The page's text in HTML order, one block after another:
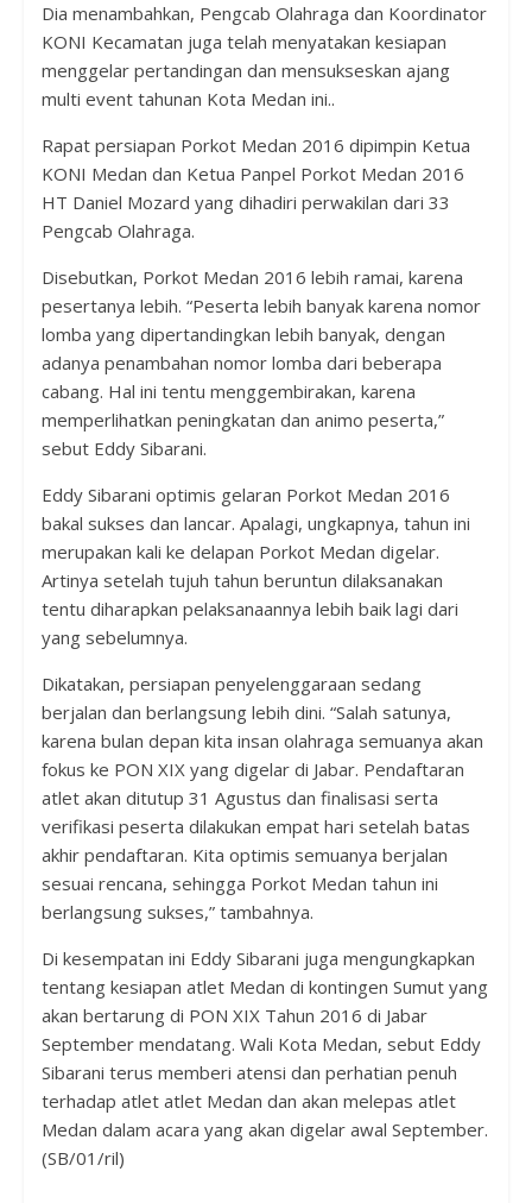
Dia menambahkan, Pengcab Olahraga dan Koordinator
KONI Kecamatan juga telah menyatakan kesiapan
menggelar pertandingan dan mensukseskan ajang
multi event tahunan Kota Medan ini..
Rapat persiapan Porkot Medan 2016 dipimpin Ketua
KONI Medan dan Ketua Panpel Porkot Medan 2016
HT Daniel Mozard yang dihadiri perwakilan dari 33
Pengcab Olahraga.
Disebutkan, Porkot Medan 2016 lebih ramai, karena
pesertanya lebih. “Peserta lebih banyak karena nomor
lomba yang dipertandingkan lebih banyak, dengan
adanya penambahan nomor lomba dari beberapa
cabang. Hal ini tentu menggembirakan, karena
memperlihatkan peningkatan dan animo peserta,”
sebut Eddy Sibarani.
Eddy Sibarani optimis gelaran Porkot Medan 2016
bakal sukses dan lancar. Apalagi, ungkapnya, tahun ini
merupakan kali ke delapan Porkot Medan digelar.
Artinya setelah tujuh tahun beruntun dilaksanakan
tentu diharapkan pelaksanaannya lebih baik lagi dari
yang sebelumnya.
Dikatakan, persiapan penyelenggaraan sedang
berjalan dan berlangsung lebih dini. “Salah satunya,
karena bulan depan kita insan olahraga semuanya akan
fokus ke PON XIX yang digelar di Jabar. Pendaftaran
atlet akan ditutup 31 Agustus dan finalisasi serta
verifikasi peserta dilakukan empat hari setelah batas
akhir pendaftaran. Kita optimis semuanya berjalan
sesuai rencana, sehingga Porkot Medan tahun ini
berlangsung sukses,” tambahnya.
Di kesempatan ini Eddy Sibarani juga mengungkapkan
tentang kesiapan atlet Medan di kontingen Sumut yang
akan bertarung di PON XIX Tahun 2016 di Jabar
September mendatang. Wali Kota Medan, sebut Eddy
Sibarani terus memberi atensi dan perhatian penuh
terhadap atlet atlet Medan dan akan melepas atlet
Medan dalam acara yang akan digelar awal September.
(SB/01/ril)